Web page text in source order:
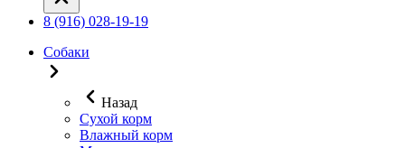
8 (916) 028-19-19
Собаки
Назад
Сухой корм
Влажный корм